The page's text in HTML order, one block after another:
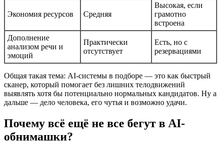
Экономия ресурсов Средняя
Высокая, если
грамотно
встроена
Дополнение
анализом речи и
эмоций
Практически
отсутствует
Есть, но с
резервациями
Общая такая тема: AI-системы в подборе — это как быстрый
сканер, который помогает без лишних телодвижений
выявлять хотя бы потенциально нормальных кандидатов. Ну а
дальше — дело человека, его чутья и возможно удачи.
Почему всё ещё не все бегут в AI-
обнимашки?